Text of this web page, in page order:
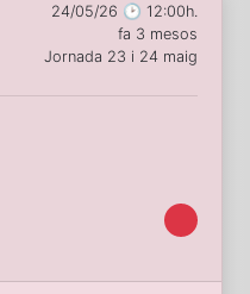
24/05/26 🕑 12:00h.
fa 3 mesos
Jornada 23 i 24 maig